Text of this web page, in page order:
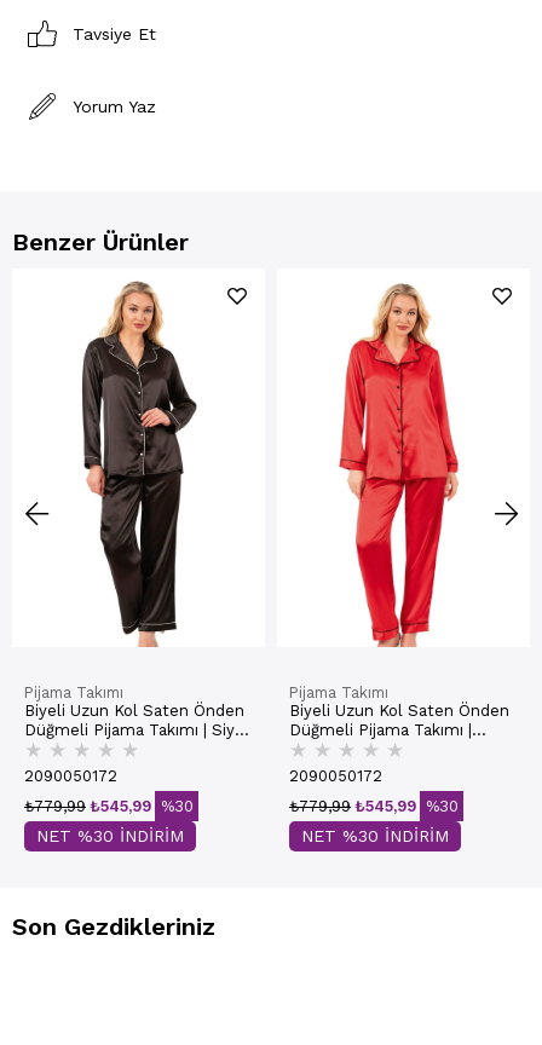
Tavsiye Et
Yorum Yaz
Benzer Ürünler
Pijama Takımı
Biyeli Uzun Kol Saten Önden
Düğmeli Pijama Takımı | Siyah
7647
★ ★ ★ ★ ★
2090050172
₺545,99
₺779,99 %30
NET %30 İNDİRİM
Pijama Takımı
Biyeli Uzun Kol Saten Önden
Düğmeli Pijama Takımı |
Kırmızı 7647
★ ★ ★ ★ ★
2090050172
₺545,99
₺779,99 %30
NET %30 İNDİRİM
Son Gezdikleriniz